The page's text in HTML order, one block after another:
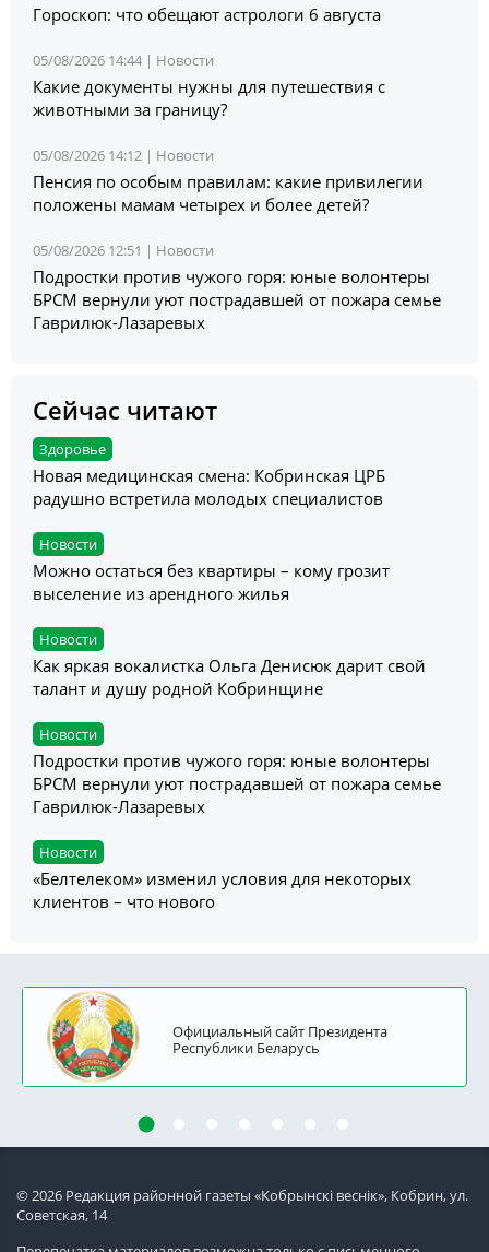
Гороскоп: что обещают астрологи 6 августа
05/08/2026 14:44 | Новости
Какие документы нужны для путешествия с
животными за границу?
05/08/2026 14:12 | Новости
Пенсия по особым правилам: какие привилегии
положены мамам четырех и более детей?
05/08/2026 12:51 | Новости
Подростки против чужого горя: юные волонтеры
БРСМ вернули уют пострадавшей от пожара семье
Гаврилюк-Лазаревых
Сейчас читают
Здоровье
Новая медицинская смена: Кобринская ЦРБ
радушно встретила молодых специалистов
Новости
Можно остаться без квартиры – кому грозит
выселение из арендного жилья
Новости
Как яркая вокалистка Ольга Денисюк дарит свой
талант и душу родной Кобринщине
Новости
Подростки против чужого горя: юные волонтеры
БРСМ вернули уют пострадавшей от пожара семье
Гаврилюк-Лазаревых
Новости
«Белтелеком» изменил условия для некоторых
клиентов – что нового
Официальный сайт Президента
Республики Беларусь
© 2026 Редакция районной газеты «Кобрынскi веснiк», Кобрин, ул.
Советская, 14